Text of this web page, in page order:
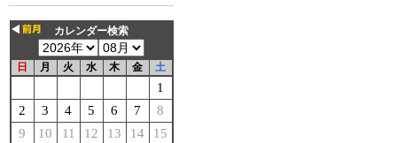
カレンダー検索
日 月 火 水 木 金 土
1
2
3 4 5 6 7
8
9
10 11 12 13 14
15